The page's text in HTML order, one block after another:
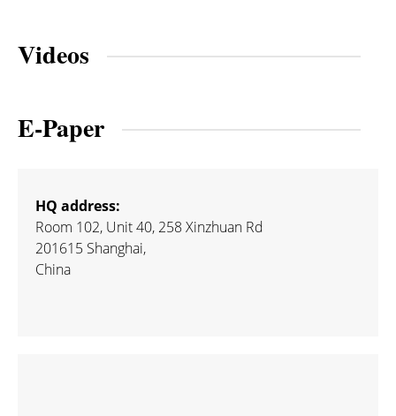
Videos
E-Paper
HQ address:
Room 102, Unit 40, 258 Xinzhuan Rd
201615 Shanghai,
China